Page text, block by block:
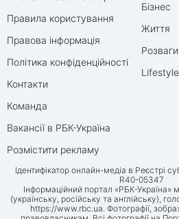
Правила користування
Правова інформація
Політика конфіденційності
Контакти
Команда
Вакансії в РБК-Україна
Розмістити рекламу
Бізнес
Життя
Розваги
Lifestyle
Ідентифікатор онлайн-медіа в Реєстрі
R40-05347
Інформаційний портал «РБК-Україна»
(українську, російську та англійську),
https://www.rbc.ua. Фотографії,